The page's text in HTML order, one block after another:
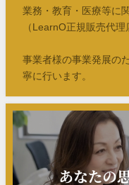
業務・教育・医療等に
（LearnO正規販売代理
事業者様の事業発展の
寧に行います。